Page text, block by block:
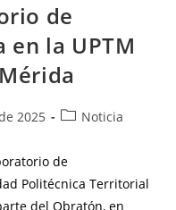
de
la UPTM
2025 Noticia
de
Politécnica Territorial
del Obratón, en